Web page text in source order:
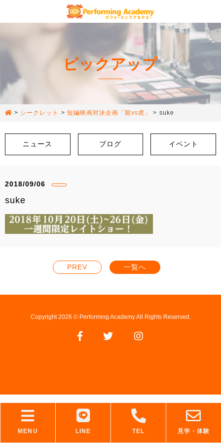
ピックアップ
> シークレット > 短編映画対決企画「龍vs虎」 > suke
ニュース ブログ イベント
2018/09/06
suke
PREV 一覧へ
Copyright 2026 © Performing Academy All Rights Reserved.
MENU LINE TEL 見学・体験